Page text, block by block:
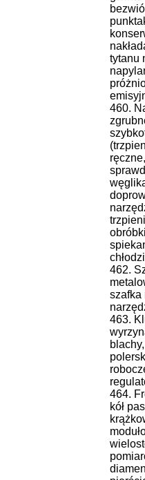
tytanu
460.
462.
szafka
463.
464.
kół